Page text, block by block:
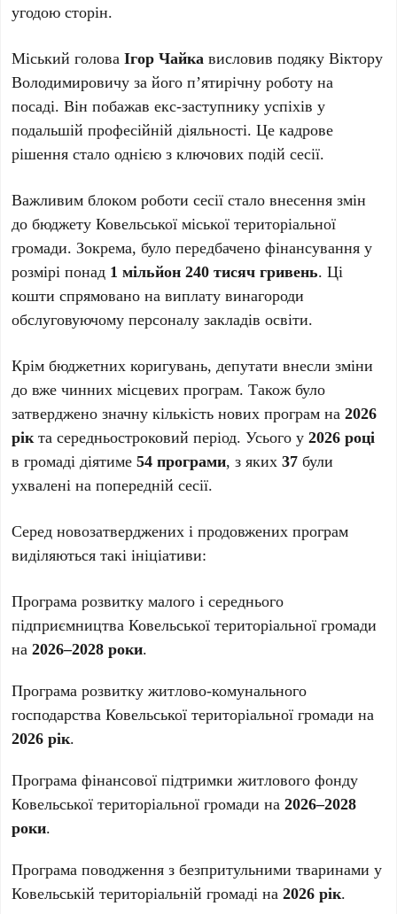
угодою сторін.
Міський головаІгор Чайка висловив подяку Віктору
Володимировичу за його п’ятирічну роботу на
посаді. Він побажав екс-заступнику успіхів у
подальшій професійній діяльності. Це кадрове
рішення стало однією з ключових подій сесії.
Важливим блоком роботи сесії стало внесення змін
до бюджету Ковельської міської територіальної
громади. Зокрема, було передбачено фінансування у
розмірі понад 1 мільйон 240 тисяч гривень. Ці
кошти спрямовано на виплату винагороди
обслуговуючому персоналу закладів освіти.
Крім бюджетних коригувань, депутати внесли зміни
до вже чинних місцевих програм. Також було
затверджено значну кількість нових програм на2026
рікта середньостроковий період. Усього у2026 році
в громаді діятиме54 програми, з яких37 були
ухвалені на попередній сесії.
Серед новозатверджених і продовжених програм
виділяються такі ініціативи:
Програма розвитку малого і середнього
підприємництва Ковельської територіальної громади
на2026–2028 роки.
Програма розвитку житлово-комунального
господарства Ковельської територіальної громади на
2026 рік.
Програма фінансової підтримки житлового фонду
Ковельської територіальної громади на2026–2028
роки.
Програма поводження з безпритульними тваринами у
Ковельській територіальній громаді на2026 рік.